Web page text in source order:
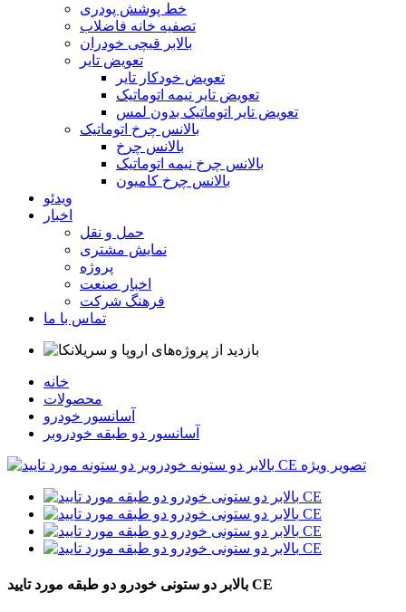
خط پوشش پودری
تصفیه خانه فاضلاب
بالابر قیچی خودران
تعویض تایر
تعویض خودکار تایر
تعویض تایر نیمه اتوماتیک
تعویض تایر اتوماتیک بدون لمس
بالانس چرخ اتوماتیک
بالانس چرخ
بالانس چرخ نیمه اتوماتیک
بالانس چرخ کامیون
ویدئو
اخبار
حمل و نقل
نمایش مشتری
پروژه
اخبار صنعت
فرهنگ شرکت
تماس با ما
خانه
محصولات
آسانسور خودرو
آسانسور دو طبقه خودروبر
بالابر دو ستونی خودرو دو طبقه مورد تایید CE